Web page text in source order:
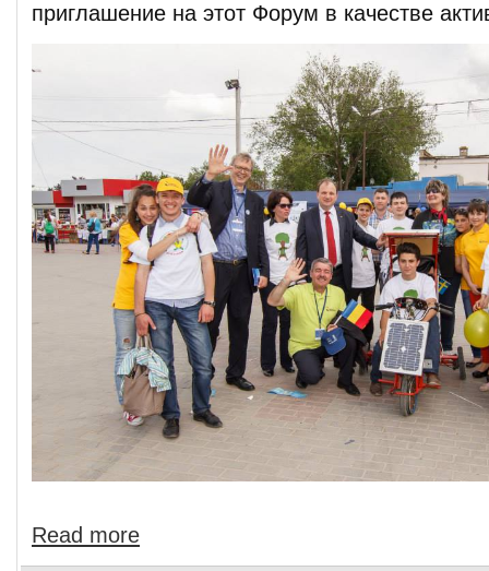
приглашение на этот Форум в качестве
Read more